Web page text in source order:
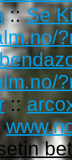
::Se
::